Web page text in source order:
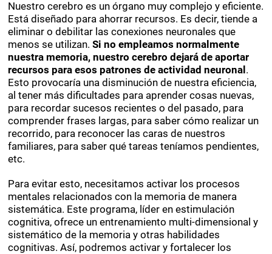
Nuestro cerebro es un órgano muy complejo y eficiente.
Está diseñado para ahorrar recursos. Es decir, tiende a
eliminar o debilitar las conexiones neuronales que
menos se utilizan.Si no empleamos normalmente
nuestra memoria, nuestro cerebro dejará de aportar
recursos para esos patrones de actividad neuronal .
Esto provocaría una disminución de nuestra eficiencia,
al tener más dificultades para aprender cosas nuevas,
para recordar sucesos recientes o del pasado, para
comprender frases largas, para saber cómo realizar un
recorrido, para reconocer las caras de nuestros
familiares, para saber qué tareas teníamos pendientes,
etc.
Para evitar esto, necesitamos activar los procesos
mentales relacionados con la memoria de manera
sistemática. Este programa, líder en estimulación
cognitiva, ofrece un entrenamiento multi-dimensional y
sistemático de la memoria y otras habilidades
cognitivas. Así, podremos activar y fortalecer los